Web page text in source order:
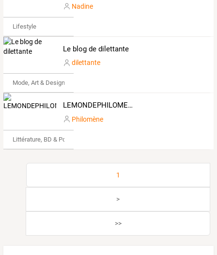
Nadine
Lifestyle
Le blog de dilettante
dilettante
Mode, Art & Design
LEMONDEPHILOMENE
Philomène
Littérature, BD & Poésie
1
>
>>